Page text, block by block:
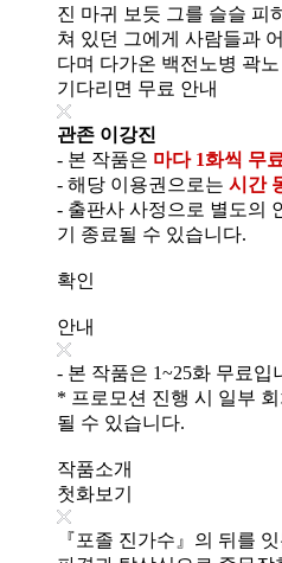
진 마귀 보듯 그를 슬슬 피
쳐 있던 그에게 사람들과
다며 다가온 백전노병 곽노
기다리면 무료 안내
관존 이강진
- 본 작품은 마다 1화씩 무료
- 해당 이용권으로는 시간
- 출판사 사정으로 별도의
기 종료될 수 있습니다.
확인
안내
- 본 작품은 1~25화 무료입
* 프로모션 진행 시 일부
될 수 있습니다.
작품소개
첫화보기
『포졸 진가수』의 뒤를